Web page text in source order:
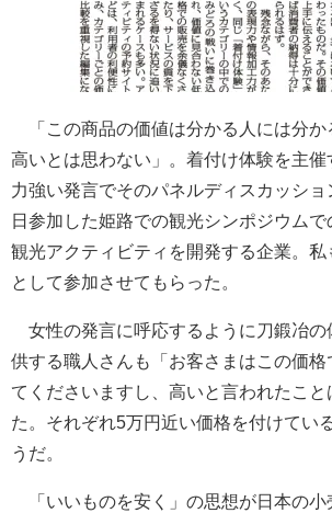
「この商品の価値は分かる人には分か
高いとは思わない」。着付け体験を主
力強い発言でそのパネルディスカッシ
日参加した姫路での観光シンポジウム
観光アクティビティを開発する企業。私
として参加させてもらった。
女性の発言に呼応するように刀鍛冶の
供する職人さんも「お客さまはこの価格
てくださいますし、高いと言われたこと
た。それぞれ5万円近い価格を付けてい
うだ。
「いいものを安く」の思想が日本の小